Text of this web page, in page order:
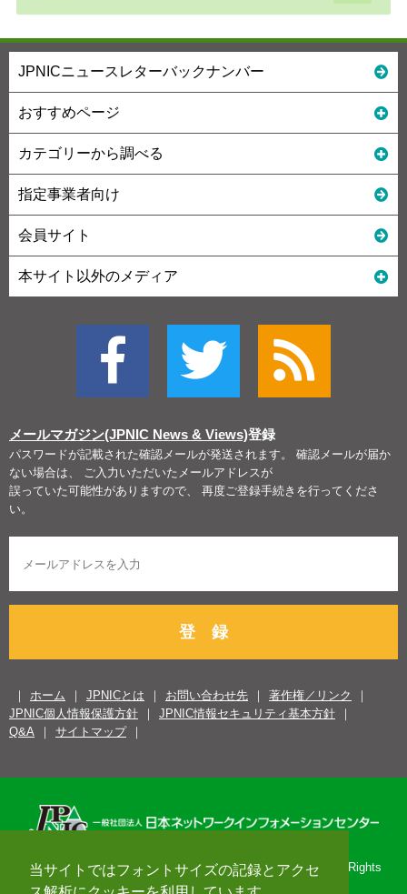
当サイトではフォントサイズの記録とアクセ
JPNICニュースレターバックナンバー
おすすめページ
カテゴリーから調べる
指定事業者向け
会員サイト
本サイト以外のメディア
メールマガジン(JPNIC News & Views)登録
パスワードが記載された確認メールが発送されます。 確認メールが届か
ない場合は、 ご入力いただいたメールアドレスが
誤っていた可能性がありますので、 再度ご登録手続きを行ってくださ
い。
登 録
ホーム JPNICとは お問い合わせ先
著作権／リンク
JPNIC個人情報保護方針
JPNIC情報セキュリティ基本方針
Q&A
サイトマップ
Copyright© 1996-2026 Japan Network Information Center. All Rights
Reserved.